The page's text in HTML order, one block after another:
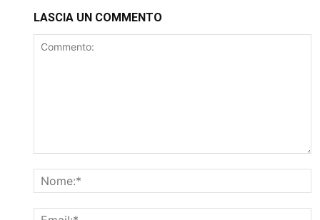
LASCIA UN COMMENTO